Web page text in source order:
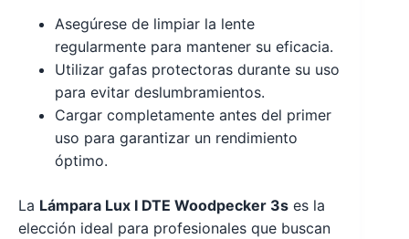
Asegúrese de limpiar la lente
regularmente para mantener su eficacia.
Utilizar gafas protectoras durante su uso
para evitar deslumbramientos.
Cargar completamente antes del primer
uso para garantizar un rendimiento
óptimo.
La Lámpara Lux I DTE Woodpecker 3s es la
elección ideal para profesionales que buscan